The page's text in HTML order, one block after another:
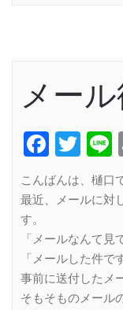
メー
こんばんは、樋口
最近、メールに対
す。
「メールなんて見
「メールした件で
事前に送付したメ
そもそものメール